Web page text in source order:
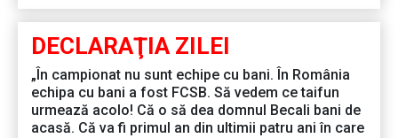
DECLARAŢIA ZILEI
„În campionat nu sunt echipe cu bani. În România
echipa cu bani a fost FCSB. Să vedem ce taifun
urmează acolo! Că o să dea domnul Becali bani de
acasă. Că va fi primul an din ultimii patru ani în care